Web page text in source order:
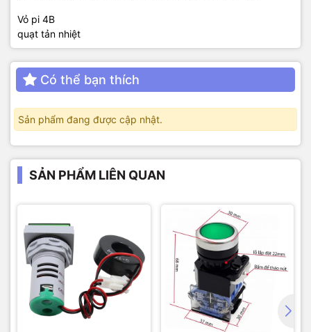
Vỏ pi 4B
quạt tản nhiệt
Có thể bạn thích
Sản phẩm đang được cập nhật.
SẢN PHẨM LIÊN QUAN